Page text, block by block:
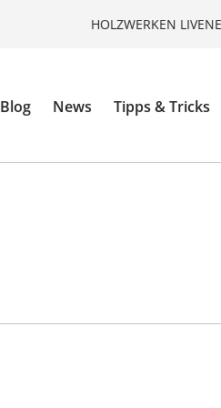
HOLZWERKEN LIVE
Blog News Tipps & Tricks